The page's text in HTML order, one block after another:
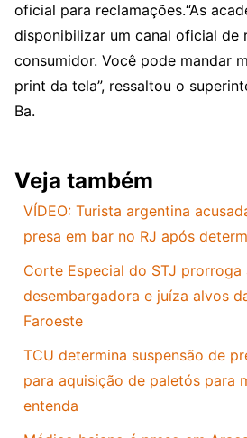
oficial para reclamações.“As
disponibilizar um canal oficial de
consumidor. Você pode mandar
print da tela”, ressaltou o
Ba.
Veja também
VÍDEO: Turista argentina
presa em bar no RJ após
Corte Especial do STJ
desembargadora e juíza alvos
Faroeste
TCU determina suspensão de
para aquisição de paletós para
entenda